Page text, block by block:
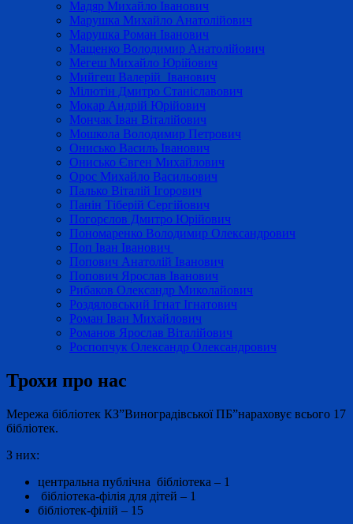
Мадяр Михайло Іванович
Марушка Михайло Анатолійович
Марушка Роман Іванович
Мащенко Володимир Анатолійович
Мегеш Михайло Юрійович
Мийгеш Валерій Іванович
Мілютін Дмитро Станіславович
Мокар Андрій Юрійович
Мончак Іван Віталійович
Мошкола Володимир Петрович
Онисько Василь Іванович
Онисько Євген Михайлович
Орос Михайло Васильович
Палько Віталій Ігорович
Панін Тіберій Сергійович
Погорєлов Дмитро Юрійович
Пономаренко Володимир Олександрович
Поп Іван Іванович
Попович Анатолій Іванович
Попович Ярослав Іванович
Рибаков Олександр Миколайович
Роздяловський Ігнат Ігнатович
Роман Іван Михайлович
Романов Ярослав Віталійович
Роспопчук Олександр Олександрович
Трохи про нас
Мережа бібліотек КЗ”Виноградівської ПБ”нараховує всього 17
бібліотек.
З них:
центральна публічна бібліотека – 1
бібліотека-філія для дітей – 1
бібліотек-філій – 15